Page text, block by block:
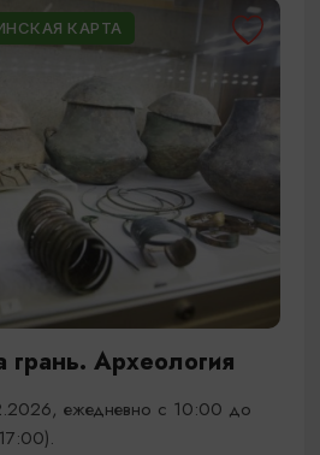
КАРТА
грань. Археология
ежедневно с 10:00 до